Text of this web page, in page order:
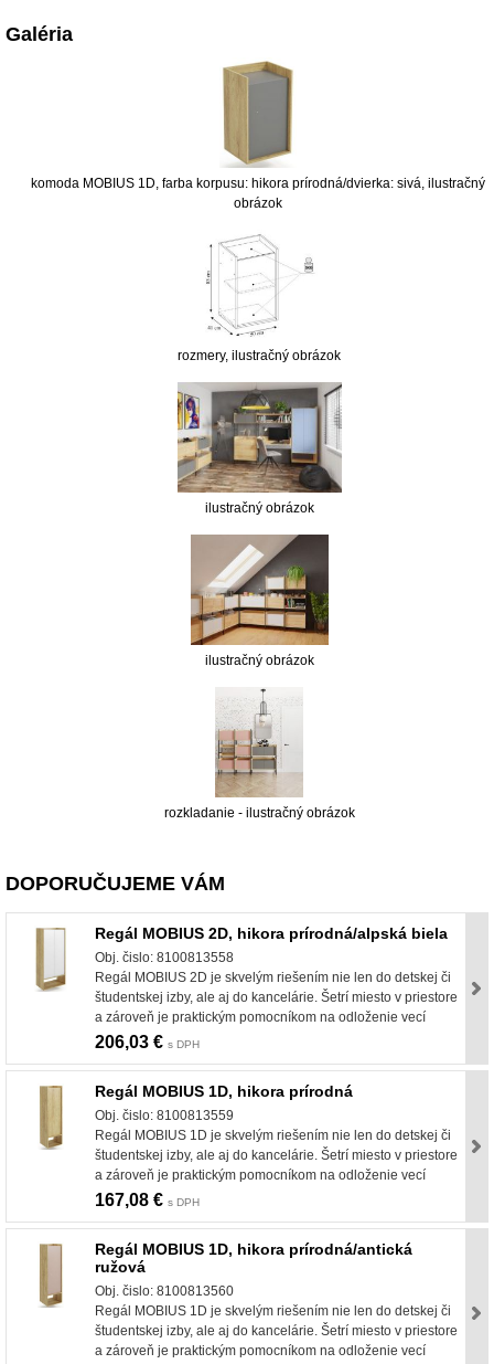
Galéria
komoda MOBIUS 1D, farba korpusu: hikora prírodná/dvierka: sivá, ilustračný
obrázok
rozmery, ilustračný obrázok
ilustračný obrázok
ilustračný obrázok
rozkladanie - ilustračný obrázok
DOPORUČUJEME VÁM
Regál MOBIUS 2D, hikora prírodná/alpská biela
Obj. čislo: 8100813558
Regál MOBIUS 2D je skvelým riešením nie len do detskej či
študentskej izby, ale aj do kancelárie. Šetrí miesto v priestore
a zároveň je praktickým pomocníkom na odloženie vecí
206,03 € s DPH
Regál MOBIUS 1D, hikora prírodná
Obj. čislo: 8100813559
Regál MOBIUS 1D je skvelým riešením nie len do detskej či
študentskej izby, ale aj do kancelárie. Šetrí miesto v priestore
a zároveň je praktickým pomocníkom na odloženie vecí
167,08 € s DPH
Regál MOBIUS 1D, hikora prírodná/antická
ružová
Obj. čislo: 8100813560
Regál MOBIUS 1D je skvelým riešením nie len do detskej či
študentskej izby, ale aj do kancelárie. Šetrí miesto v priestore
a zároveň je praktickým pomocníkom na odloženie vecí